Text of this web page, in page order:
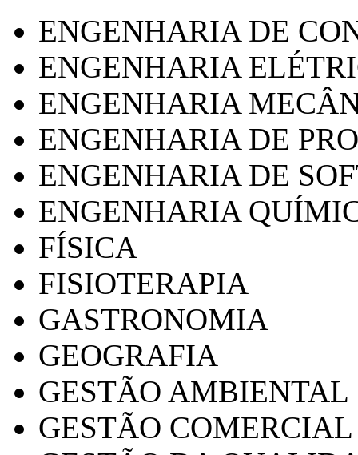
ENGENHARIA DE
ENGENHARIA
ENGENHARIA
ENGENHARIA DE
ENGENHARIA DE
ENGENHARIA
FÍSICA
FISIOTERAPIA
GASTRONOMIA
GEOGRAFIA
GESTÃO AMBIENTAL
GESTÃO COMERCIAL